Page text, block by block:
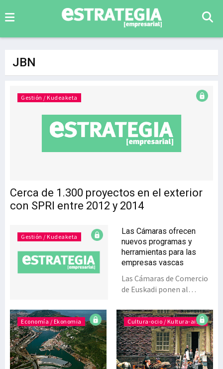
JBN
Cerca de 1.300 proyectos en el exterior
con SPRI entre 2012 y 2014
Gestión / Kudeaketa
Gestión / Kudeaketa
Las Cámaras ofrecen
nuevos programas y
herramientas para las
empresas vascas
Las Cámaras de Comercio
de Euskadi ponen al
diversas herramientas de
información práctica y
asesoramiento para su
internacionalización,
siendo este uno de los
principales ámbitos de
Economía / Ekonomia Cultura-ocio / Kultura-aisia